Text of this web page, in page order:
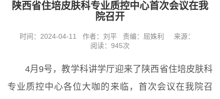
陕西省住培皮肤科专业质控中心首次会议在我
院召开
时间：2024-04-11 作者：刘平 责编：屈姝利
来源：
阅读： 945次
4月9号，教学科讲学厅迎来了陕西省住培皮肤科
专业质控中心各位大咖的来临，首次会议在我院召